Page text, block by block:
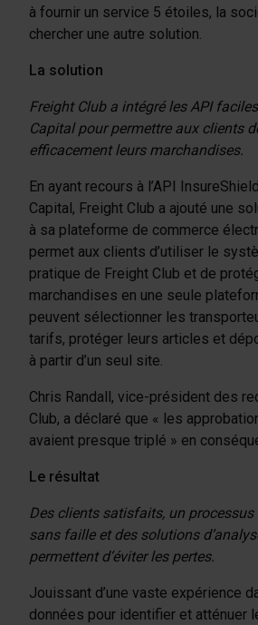
à fournir un service 5 étoiles, la
chercher une autre solution.
La solution
Freight Club a intégré les API
Capital pour permettre aux clients
efficacement leurs marchandises.
En ayant recours à l’API InsureShield
Capital, Freight Club a ajouté une
à sa plateforme de commerce
permet aux clients d’utiliser le
pratique de Freight Club et de
marchandises en une seule
peuvent sélectionner les
tarifs, protéger leurs articles et
à partir d’un seul site.
Chris Randall, vice-président des
Club, a déclaré que « les
avaient presque triplé » en
Le résultat
Des clients satisfaits, un
sans faille et des solutions
permettent d’éviter les pertes.
Jouissant d’une vaste expérience
données pour identifier et atténuer